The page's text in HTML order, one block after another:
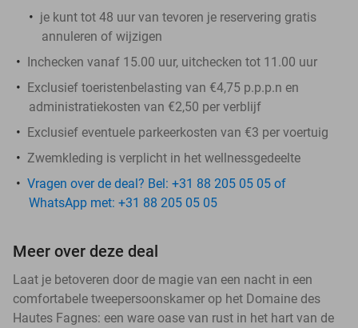
je kunt tot 48 uur van tevoren je reservering gratis
annuleren of wijzigen
Inchecken vanaf 15.00 uur, uitchecken tot 11.00 uur
Exclusief toeristenbelasting van €4,75 p.p.p.n en
administratiekosten van €2,50 per verblijf
Exclusief eventuele parkeerkosten van €3 per voertuig
Zwemkleding is verplicht in het wellnessgedeelte
Vragen over de deal? Bel: +31 88 205 05 05 of
WhatsApp met: +31 88 205 05 05
Meer over deze deal
Laat je betoveren door de magie van een nacht in een
comfortabele tweepersoonskamer op het Domaine des
Hautes Fagnes: een ware oase van rust in het hart van de